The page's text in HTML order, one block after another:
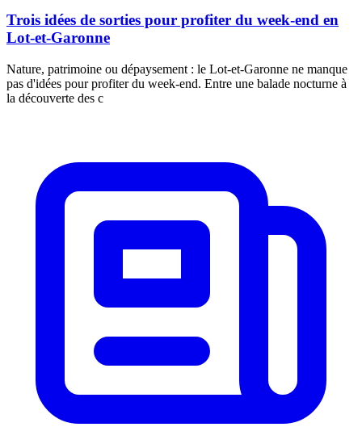
Trois idées de sorties pour profiter du week-end en
Lot-et-Garonne
Nature, patrimoine ou dépaysement : le Lot-et-Garonne ne manque
pas d'idées pour profiter du week-end. Entre une balade nocturne à
la découverte des c